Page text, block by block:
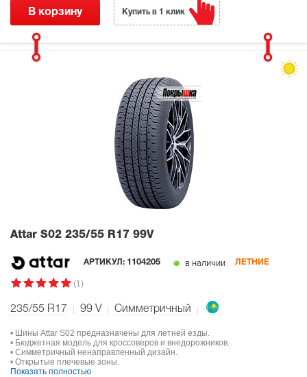
В корзину Купить в 1 клик
Attar S02 235/55 R17 99V
АРТИКУЛ: 1104205 в наличии ЛЕТНИЕ
(1)
235/55 R17 99 V Симметричный
• Шины Attar S02 предназначены для летней езды.
• Бюджетная модель для кроссоверов и внедорожников.
• Симметричный ненаправленный дизайн.
• Открытые плечевые зоны.
Показать полностью